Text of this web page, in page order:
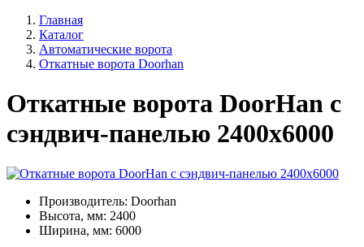
Главная
Каталог
Автоматические ворота
Откатные ворота Doorhan
Откатные ворота DoorHan с
сэндвич-панелью 2400x6000
Производитель: Doorhan
Высота, мм: 2400
Ширина, мм: 6000